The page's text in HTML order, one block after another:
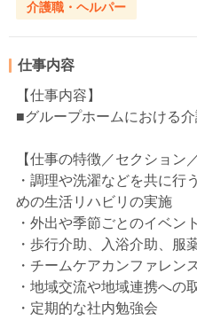
介護職・ヘルパー
仕事内容
【仕事内容】
■グループホームにおける
【仕事の特徴／セクション
・調理や洗濯などを共に行
めの生活リハビリの実施
・外出や季節ごとのイベン
・歩行介助、入浴介助、服
・チームケアカンファレン
・地域交流や地域連携への
・定期的な社内勉強会